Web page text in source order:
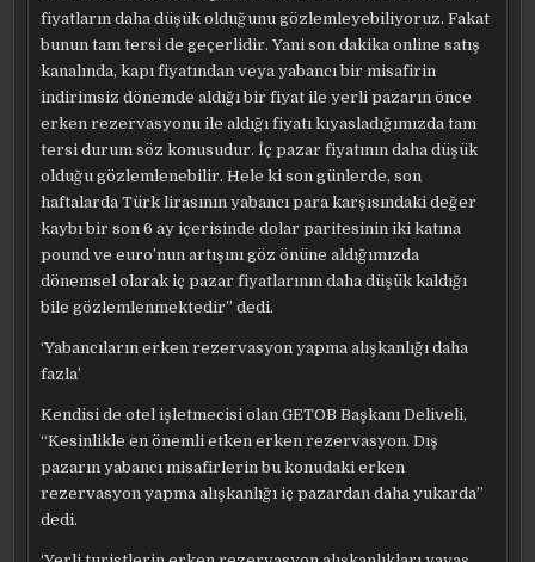
fiyatların daha düşük olduğunu gözlemleyebiliyoruz. Fakat
bunun tam tersi de geçerlidir. Yani son dakika online satış
kanalında, kapı fiyatından veya yabancı bir misafirin
indirimsiz dönemde aldığı bir fiyat ile yerli pazarın önce
erken rezervasyonu ile aldığı fiyatı kıyasladığımızda tam
tersi durum söz konusudur. İç pazar fiyatının daha düşük
olduğu gözlemlenebilir. Hele ki son günlerde, son
haftalarda Türk lirasının yabancı para karşısındaki değer
kaybı bir son 6 ay içerisinde dolar paritesinin iki katına
pound ve euro’nun artışını göz önüne aldığımızda
dönemsel olarak iç pazar fiyatlarının daha düşük kaldığı
bile gözlemlenmektedir” dedi.
‘Yabancıların erken rezervasyon yapma alışkanlığı daha
fazla’
Kendisi de otel işletmecisi olan GETOB Başkanı Deliveli,
“Kesinlikle en önemli etken erken rezervasyon. Dış
pazarın yabancı misafirlerin bu konudaki erken
rezervasyon yapma alışkanlığı iç pazardan daha yukarda”
dedi.